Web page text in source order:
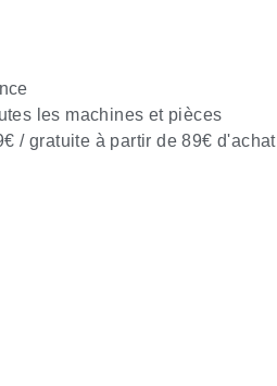
les machines et pièces
/ gratuite à partir de 89€ d'achat